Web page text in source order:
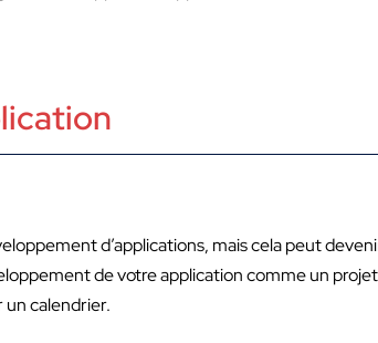
d’applications, mais cela peut
de votre application comme un
un calendrier.